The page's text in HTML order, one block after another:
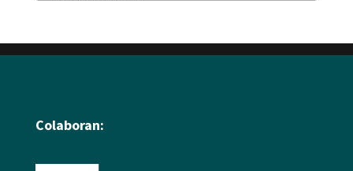
Colaboran: